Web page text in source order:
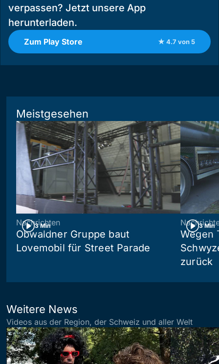
verpassen? Jetzt unsere App
herunterladen.
Zum Play Store ★ 4.7 von 5
Meistgesehen
3 Min
Nachrichten
Obwaldner Gruppe baut
Lovemobil für Street Parade
3 Min
Wegen
zurück
Weitere News
Videos aus der Region, der Schweiz und aller Welt